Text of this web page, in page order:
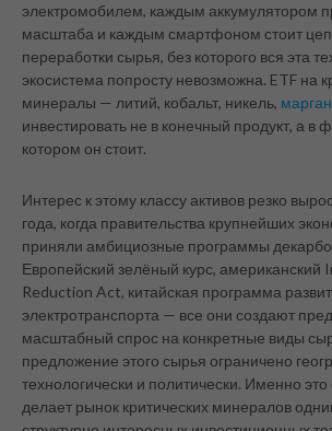
электромобилем, каждым аккумулятором
масштаба и каждым смартфоном стоит
переработки сырья, без которого вся эта
экосистема попросту невозможна. ETF на
минералы — литий, кобальт, никель,
инвестировать не в конечный продукт, а в
котором он стоит.
Интерес к этому классу активов резко
года, когда правительства крупнейших
приняли амбициозные программы
Европейский зелёный курс, американский
Reduction Act, китайская программа
электротранспорта — все они создают
масштабный спрос на конкретные виды
предложение этого сырья ограничено
технологически и политически. Именно это
делает рынок критических минералов